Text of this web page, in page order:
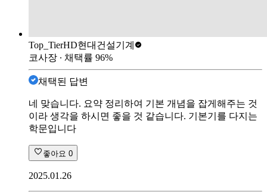
Top_TierHD현대건설기계
코사장 ∙ 채택률 96%
채택된 답변
네 맞습니다. 요약 정리하여 기본 개념을 잡게해주는 것
이라 생각을 하시면 좋을 것 같습니다. 기본기를 다지는
학문입니다
좋아요 0
2025.01.26